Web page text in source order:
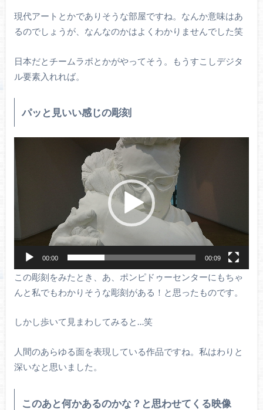
現代アートとかでありそうな部屋ですね。なんか意味はあ
るのでしょうが、なんなのかはよくわかりませんでした笑
日本だとチームラボとかがやってそう。もうすこしデジタ
ル要素入れれば。
パッと見いい感じの彫刻
動
プ
ー
00:00 00:09
この彫刻をみたとき、あ、ポンピドゥーセンターにもちゃ
んと私でもわかりそうな彫刻がある！と思ったものです。
しかし歩いて見まわしてみると…笑
人間のあらゆる面を表現している作品ですね。私はわりと
深いなと思いました。
このあと何かあるのかな？と思わせてくる映像